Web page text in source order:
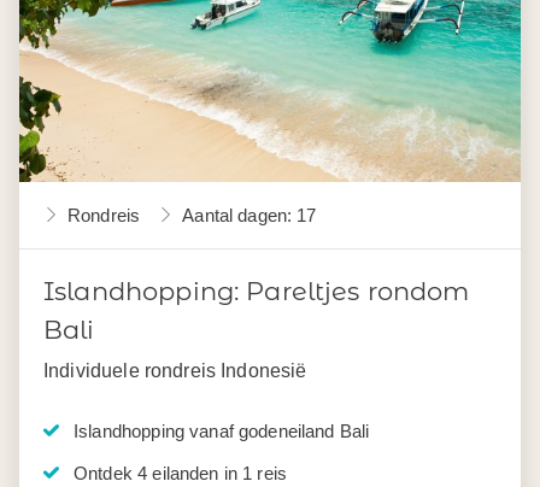
Rondreis Aantal dagen: 17
Islandhopping: Pareltjes rondom
Bali
Individuele rondreis Indonesië
Islandhopping vanaf godeneiland Bali
Ontdek 4 eilanden in 1 reis